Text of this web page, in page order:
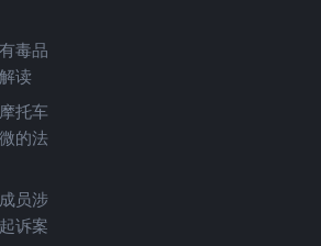
毒品
读
托车
的法
员涉
诉案